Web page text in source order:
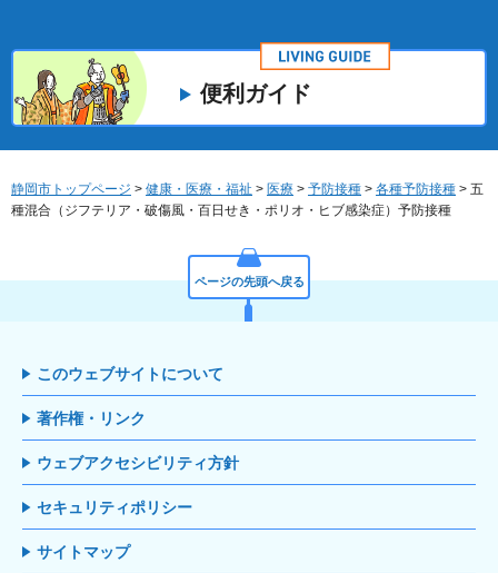
便利ガイド
静岡市トップページ > 健康・医療・福祉 > 医療 > 予防接種 > 各種予防接種 > 五
種混合（ジフテリア・破傷風・百日せき・ポリオ・ヒブ感染症）予防接種
ページの先頭へ戻る
このウェブサイトについて
著作権・リンク
ウェブアクセシビリティ方針
セキュリティポリシー
サイトマップ